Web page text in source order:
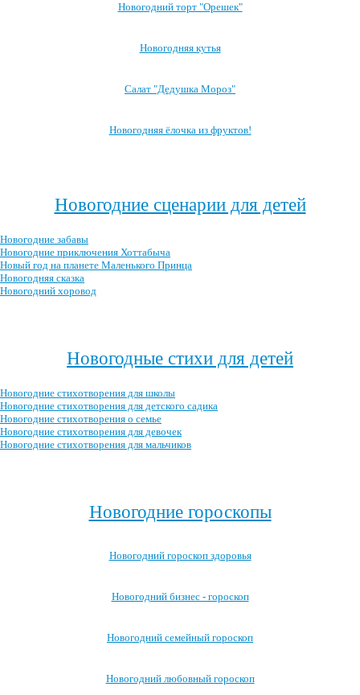
Новогодний торт "Орешек"
Новогодняя кутья
Салат "Дедушка Мороз"
Новогодняя ёлочка из фруктов!
Новогодние сценарии для детей
Новогодние забавы
Новогодние приключения Хоттабыча
Новый год на планете Маленького Принца
Новогодняя сказка
Новогодний хоровод
Новогодные стихи для детей
Новогодние стихотворения для школы
Новогодние стихотворения для детского садика
Новогодние стихотворения о семье
Новогодние стихотворения для девочек
Новогодние стихотворения для мальчиков
Новогодние гороскопы
Новогодний гороскоп здоровья
Новогодний бизнес - гороскоп
Новогодний семейный гороскоп
Новогодний любовный гороскоп